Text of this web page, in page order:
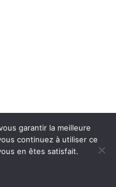
internet réalisé par
LÉGALES
garantir la meilleure
continuez à utiliser ce
en êtes satisfait.